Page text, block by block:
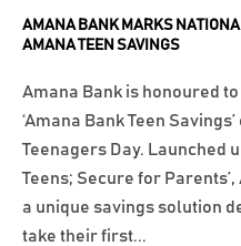
AMANA BANK MARKS
AMANA TEEN SAVINGS
Amana Bank is honoured
‘Amana Bank Teen
Teenagers Day. Launched
Teens; Secure for
a unique savings solution
take their first...